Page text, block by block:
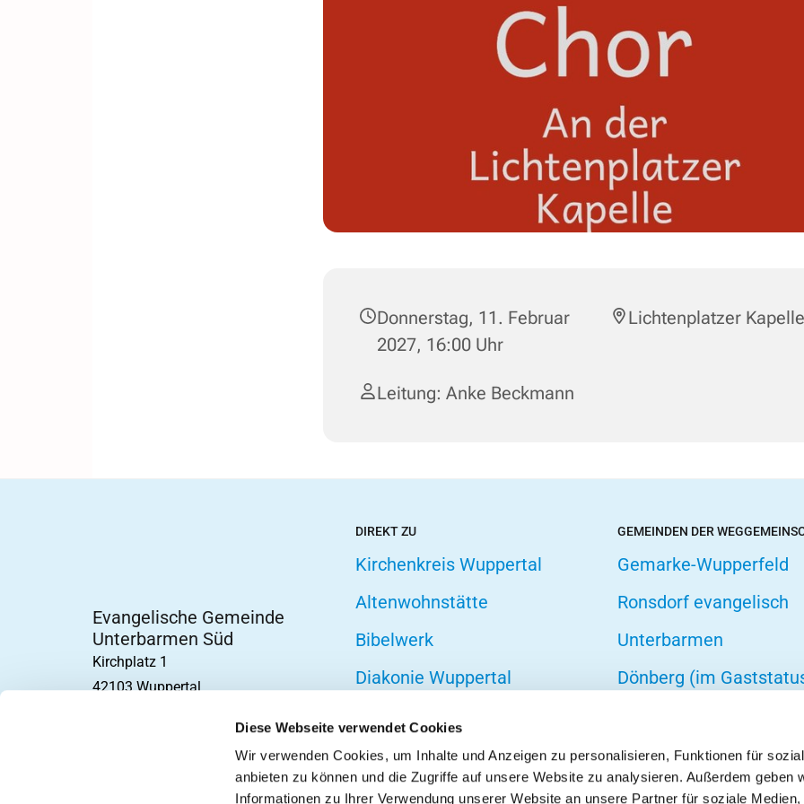
Diese Webseite verwendet Cookies
Wir verwenden Cookies, um Inhalte und Anzeigen zu personalisieren, Funktionen für
anbieten zu können und die Zugriffe auf unsere Website zu analysieren. Außerdem geben
Informationen zu Ihrer Verwendung unserer Website an unsere Partner für soziale Medien,
Donnerstag, 11. Februar
2027, 16:00 Uhr
Lichtenplatzer Kapelle
Leitung: Anke Beckmann
Evangelische Gemeinde
Unterbarmen Süd
Kirchplatz 1
42103 Wuppertal
DIREKT ZU
Kirchenkreis Wuppertal
Altenwohnstätte
Bibelwerk
Diakonie Wuppertal
Hospizarbeit
Telefonseelsorge
GEMEINDEN DER
Gemarke-Wupperfeld
Ronsdorf evangelisch
Unterbarmen
Dönberg (im